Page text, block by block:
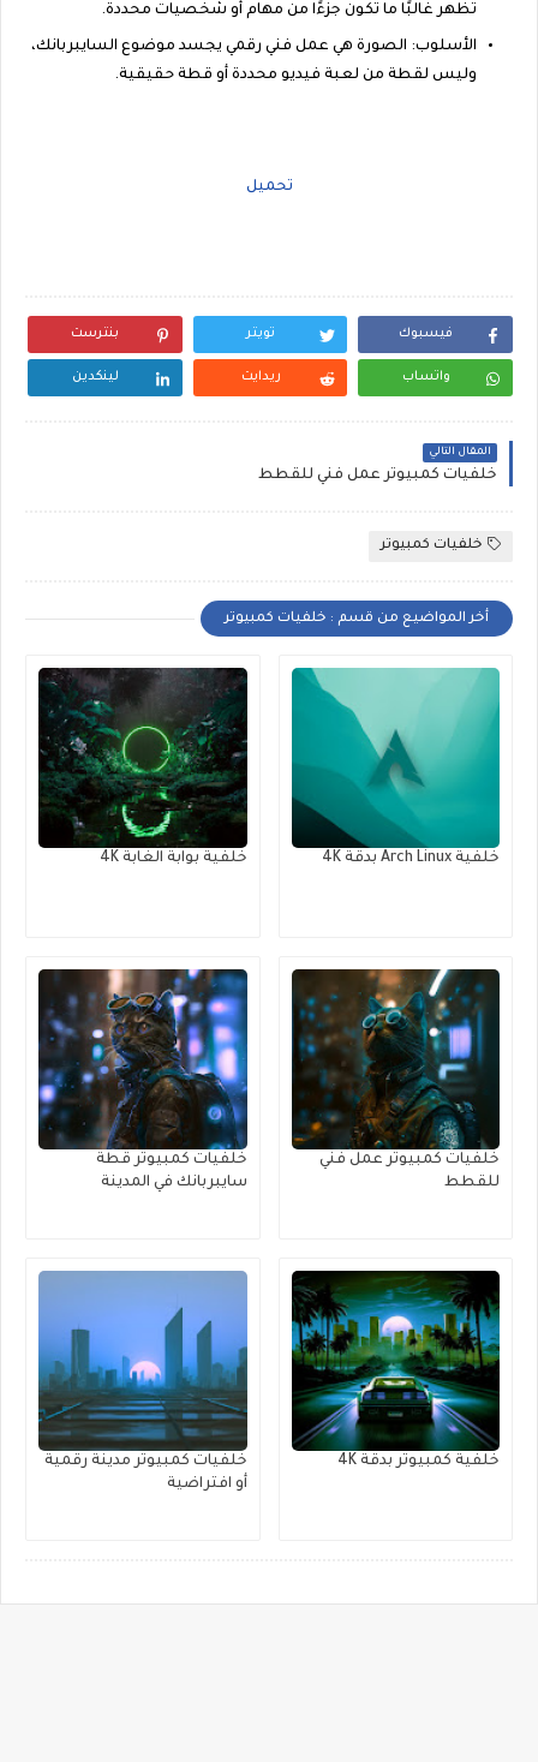
تظهر غالبًا ما تكون جزءًا من مهام أو شخصيات محددة.
الأسلوب: الصورة هي عمل فني رقمي يجسد موضوع السايبربانك،
وليس لقطة من لعبة فيديو محددة أو قطة حقيقية.
تحميل
فيسبوك تويتر بنترست
واتساب ريدايت لينكدين
المقال التالي
خلفيات كمبيوتر عمل فني للقطط
خلفيات كمبيوتر
أخر المواضيع من قسم : خلفيات كمبيوتر
خلفية Arch Linux بدقة 4K خلفية بوابة الغابة 4K
خلفيات كمبيوتر عمل فني
للقطط
خلفيات كمبيوتر قطة
سايبربانك في المدينة
خلفية كمبيوتر بدقة 4K
خلفيات كمبيوتر مدينة رقمية
أو افتراضية